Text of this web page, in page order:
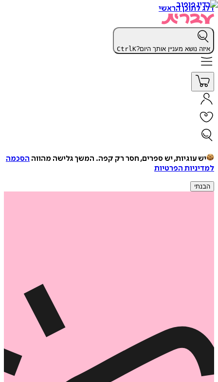
דלג לתוכן הראשי
איזה נושא מעניין אותך היום? CtrlK
יש עוגיות, יש ספרים, חסר רק קפה. המשך גלישה מהווה הסכמה
למדיניות הפרטיות
הבנתי